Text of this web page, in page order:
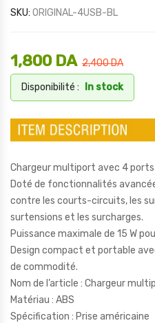
SKU: ORIGINAL-4USB-BL
2,400DA
1,800 DA
Disponibilité : In stock
Chargeur multiport avec 4 ports
Doté de fonctionnalités
contre les courts-circuits, les
surtensions et les surcharges.
Puissance maximale de 15 W
Design compact et portable
de commodité.
Nom de l’article : Chargeur
Matériau : ABS
Spécification : Prise américaine